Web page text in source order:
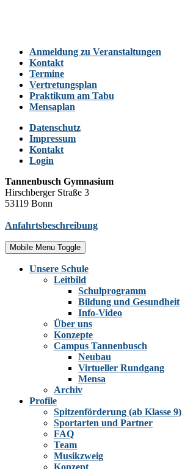
Anmeldung zu Veranstaltungen
Kontakt
Termine
Vertretungsplan
Praktikum am Tabu
Mensaplan
Datenschutz
Impressum
Kontakt
Login
Tannenbusch Gymnasium
Hirschberger Straße 3
53119 Bonn
Anfahrtsbeschreibung
Mobile Menu Toggle
Unsere Schule
Leitbild
Schulprogramm
Bildung und Gesundheit
Info-Video
Über uns
Konzepte
Campus Tannenbusch
Neubau
Virtueller Rundgang
Mensa
Archiv
Profile
Spitzenförderung (ab Klasse 9)
Sportarten und Partner
FAQ
Team
Musikzweig
Konzept